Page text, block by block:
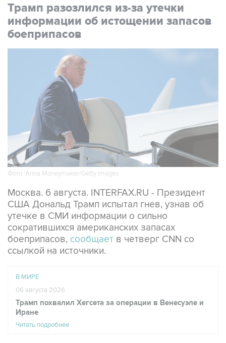
Трамп разозлился из-за утечки
информации об истощении запасов
боеприпасов
Фото: Anna Moneymaker/Getty Images
Москва. 6 августа. INTERFAX.RU - Президент
США Дональд Трамп испытал гнев, узнав об
утечке в СМИ информации о сильно
сократившихся американских запасах
боеприпасов, сообщает в четверг CNN со
ссылкой на источники.
В МИРЕ
06 августа 2026
Трамп похвалил Хегсета за операции в Венесуэле и
Иране
Читать подробнее